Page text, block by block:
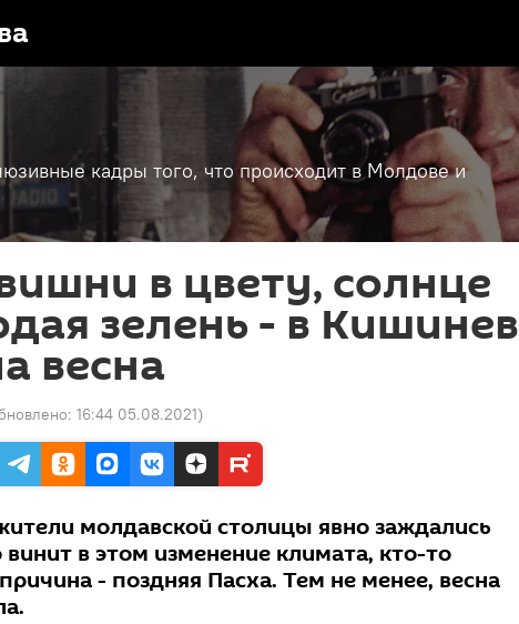
кадры того, что происходит в Молдове и
в цвету, солнце
зелень - в Кишинев
весна
16:44 05.08.2021)
молдавской столицы явно заждались
винит в этом изменение климата, кто-то
- поздняя Пасха. Тем не менее, весна